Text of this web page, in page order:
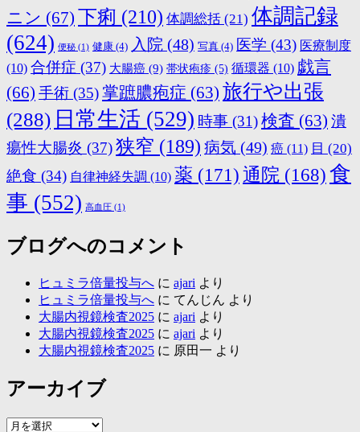
ニン (67) 下痢 (210) 体調総括 (21) 体調記録
(624) 便秘 (1) 健康 (4) 入院 (48) 写真 (4) 医学 (43) 医療制度
(10) 合併症 (37) 大腸癌 (9) 帯状疱疹 (5) 循環器 (10) 戯言
(66) 手術 (35)掌蹠膿疱症 (63) 旅行や出張
(288) 日常生活 (529) 時事 (31)検査 (63) 潰
瘍性大腸炎 (37)狭窄 (189) 病気 (49) 癌 (11) 目 (20)
絶食 (34) 自律神経失調 (10) 薬 (171)通院 (168)食
事 (552) 高血圧 (1)
ブログへのコメント
ヒュミラ倍量投与へ に ajari より
ヒュミラ倍量投与へ に てんじん より
大腸内視鏡検査2025 に ajari より
大腸内視鏡検査2025 に ajari より
大腸内視鏡検査2025 に 原田一 より
アーカイブ
ア